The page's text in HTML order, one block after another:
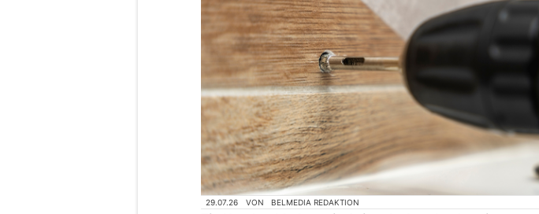
29.07.26 VON BELMEDIA REDAKTION